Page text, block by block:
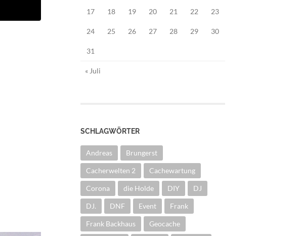
17 18 19 20 21 22 23
24 25 26 27 28 29 30
31
« Juli
SCHLAGWÖRTER
Andreas Brungerst
Cacherwelten 2 Cachewartung
Corona die Holde DIY DJ
DJ. DNF Event Frank
Frank Backhaus Geocache